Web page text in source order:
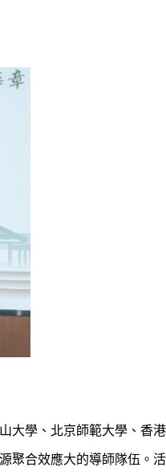
大學、北京師範大學、香港
聚合效應大的導師隊伍。